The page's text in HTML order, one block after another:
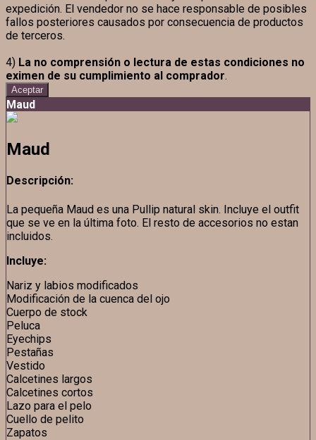
expedición. El vendedor no se hace responsable de posibles
fallos posteriores causados por consecuencia de productos
de terceros.
4) La no comprensión o lectura de estas condiciones no
eximen de su cumplimiento al comprador.
Aceptar
Maud
Maud
Descripción:
La pequeña Maud es una Pullip natural skin. Incluye el outfit
que se ve en la última foto. El resto de accesorios no estan
incluidos.
Incluye:
Nariz y labios modificados
Modificación de la cuenca del ojo
Cuerpo de stock
Peluca
Eyechips
Pestañas
Vestido
Calcetines largos
Calcetines cortos
Lazo para el pelo
Cuello de pelito
Zapatos